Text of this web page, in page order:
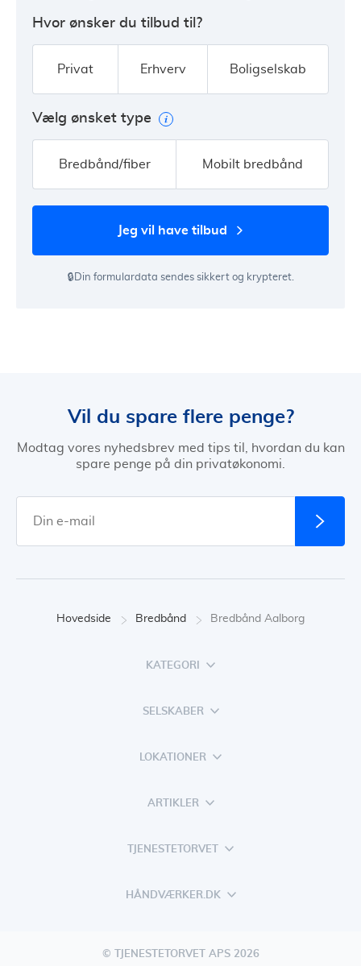
Hvor ønsker du tilbud til?
Privat Erhverv Boligselskab
Vælg ønsket type
Bredbånd/fiber Mobilt bredbånd
jeg vil have tilbud
🔒Din formulardata sendes sikkert og krypteret.
Vil du spare flere penge?
Modtag vores nyhedsbrev med tips til, hvordan du kan
spare penge på din privatøkonomi.
Hovedside Bredbånd Bredbånd Aalborg
KATEGORI
SELSKABER
LOKATIONER
ARTIKLER
TJENESTETORVET
HÅNDVÆRKER.DK
© TJENESTETORVET APS 2026